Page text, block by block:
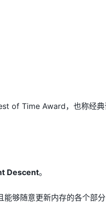
of Time Award，也称经
Descent。
够随意更新内存的各个部分